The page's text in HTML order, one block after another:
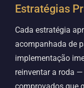
Estratégias
Cada estratégia
acompanhada de
implementação
reinventar a roda